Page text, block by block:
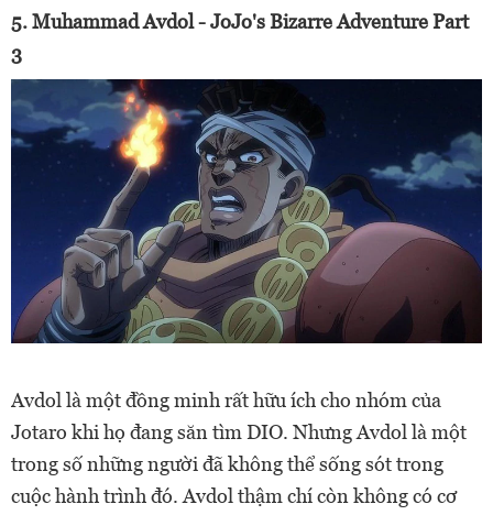
5. Muhammad Avdol - JoJo's Bizarre Adventure Part
3
Avdol là một đồng minh rất hữu ích cho nhóm của
Jotaro khi họ đang săn tìm DIO. Nhưng Avdol là một
trong số những người đã không thể sống sót trong
cuộc hành trình đó. Avdol thậm chí còn không có cơ